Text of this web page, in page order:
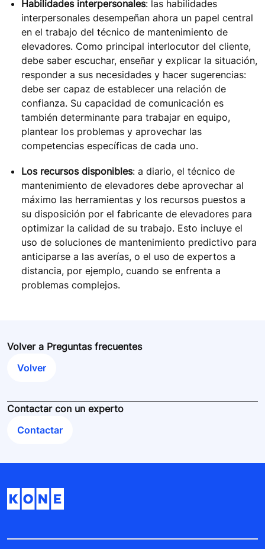
Habilidades interpersonales: las habilidades
interpersonales desempeñan ahora un papel central
en el trabajo del técnico de mantenimiento de
elevadores. Como principal interlocutor del cliente,
debe saber escuchar, enseñar y explicar la situación,
responder a sus necesidades y hacer sugerencias:
debe ser capaz de establecer una relación de
confianza. Su capacidad de comunicación es
también determinante para trabajar en equipo,
plantear los problemas y aprovechar las
competencias específicas de cada uno.
Los recursos disponibles: a diario, el técnico de
mantenimiento de elevadores debe aprovechar al
máximo las herramientas y los recursos puestos a
su disposición por el fabricante de elevadores para
optimizar la calidad de su trabajo. Esto incluye el
uso de soluciones de mantenimiento predictivo para
anticiparse a las averías, o el uso de expertos a
distancia, por ejemplo, cuando se enfrenta a
problemas complejos.
Volver a Preguntas frecuentes
Volver
Contactar con un experto
Contactar